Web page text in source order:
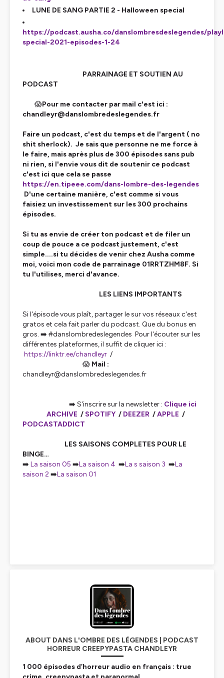
LUNE DE SANG PARTIE 2 - Halloween special
https://podcast.ausha.co/danslombresdeslegendes/
special-2021-episodes-1-24
PARRAINAGE ET SOUTIEN AU
PODCAST
😱Pour me contacter par mail c'est ici :
chandleyr@danslombredeslegendes.fr
Faire un podcast, c'est du temps et de l'argent ( no
shit sherlock). Je sais que personne ne me force à
le faire, mais après plus de 300 épisodes sans pub
ni rien, si l'envie vous dit de soutenir ce podcast
c'est ici que cela se passe
https://en.tipeee.com/dans-lombre-des-legendes
D'une certaine manière, c'est comme si vous
faisiez un investissement sur les 300 prochains
épisodes.
Si tu as envie de créer ton podcast et de filer un
coup de pouce a ce podcast justement, c'est
simple....si tu décides de venir chez Ausha comme
moi, voici mon code de parrainage 01RRTZHM8F. Si
tu l'utilises, merci d'avance.
LES LIENS IMPORTANTS
Si l'épisode vous plaît, partager le sur vos réseaux c'est
gratos et cela fait parler du podcast. Que du bonus en
gros. ➡️ #danslombredeslegendes Pour l'écouter sur les
différentes plateformes, il suffit de cliquer ici :
https://linktr.ee/chandleyr /
😱 Mail :
chandleyr@danslombredeslegendes.fr
➡️ S'inscrire sur la newsletter : Clique ici
ARCHIVE / SPOTIFY/ DEEZER /APPLE /
PODCASTADDICT
LES SAISONS COMPLETES POUR LE
BINGE…
➡️ La saison 05 ➡️La saison 4 ➡️La s saison 3 ➡️La
saison 2 ➡️La saison 01
ABOUT DANS L'OMBRE DES LÉGENDES | PODCAST
HORREUR CREEPYPASTA CHANDLEYR
1 000 épisodes d’horreur audio en français : true